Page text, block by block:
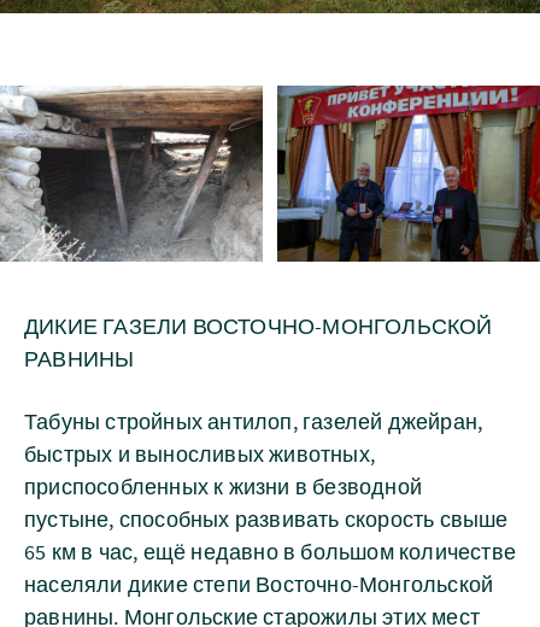
ДИКИЕ ГАЗЕЛИ ВОСТОЧНО-МОНГОЛЬСКОЙ
РАВНИНЫ
Табуны стройных антилоп, газелей джейран,
быстрых и выносливых животных,
приспособленных к жизни в безводной
пустыне, способных развивать скорость свыше
65 км в час, ещё недавно в большом количестве
населяли дикие степи Восточно-Монгольской
равнины. Монгольские старожилы этих мест